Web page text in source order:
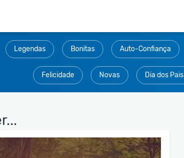
Legendas Bonitas Auto-Confiança
Felicidade Novas Dia dos Pais